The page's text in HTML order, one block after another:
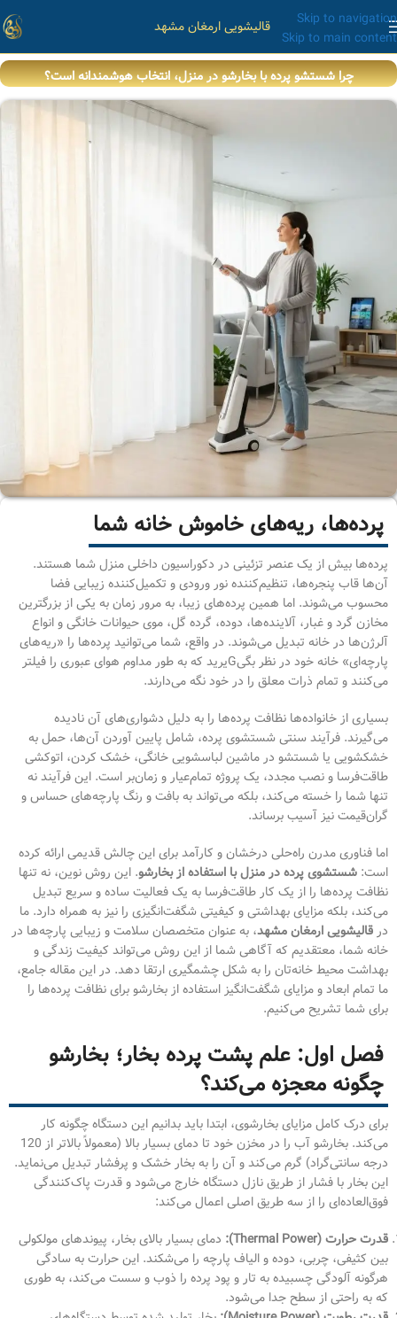
Skip to navigation
Skip to main content
قالیشویی ارمغان مشهد
چرا شستشو پرده با بخارشو در منزل، انتخاب هوشمندانه است؟
پرده‌ها، ریه‌های خاموش خانه شما
پرده‌ها بیش از یک عنصر تزئینی در دکوراسیون داخلی منزل شما هستند.
آن‌ها قاب پنجره‌ها، تنظیم‌کننده نور ورودی و تکمیل‌کننده زیبایی فضا
محسوب می‌شوند. اما همین پرده‌های زیبا، به مرور زمان به یکی از بزرگترین
مخازن گرد و غبار، آلاینده‌ها، دوده، گرده گل، موی حیوانات خانگی و انواع
آلرژن‌ها در خانه تبدیل می‌شوند. در واقع، شما می‌توانید پرده‌ها را «ریه‌های
پارچه‌ای» خانه خود در نظر بگیGیرید که به طور مداوم هوای عبوری را فیلتر
می‌کنند و تمام ذرات معلق را در خود نگه می‌دارند.
بسیاری از خانواده‌ها نظافت پرده‌ها را به دلیل دشواری‌های آن نادیده
می‌گیرند. فرآیند سنتی شستشوی پرده، شامل پایین آوردن آن‌ها، حمل به
خشکشویی یا شستشو در ماشین لباسشویی خانگی، خشک کردن، اتوکشی
طاقت‌فرسا و نصب مجدد، یک پروژه تمام‌عیار و زمان‌بر است. این فرآیند نه
تنها شما را خسته می‌کند، بلکه می‌تواند به بافت و رنگ پارچه‌های حساس و
گران‌قیمت نیز آسیب برساند.
اما فناوری مدرن راه‌حلی درخشان و کارآمد برای این چالش قدیمی ارائه کرده
است: شستشوی پرده در منزل با استفاده از بخارشو. این روش نوین، نه تنها
نظافت پرده‌ها را از یک کار طاقت‌فرسا به یک فعالیت ساده و سریع تبدیل
می‌کند، بلکه مزایای بهداشتی و کیفیتی شگفت‌انگیزی را نیز به همراه دارد. ما
در قالیشویی ارمغان مشهد، به عنوان متخصصان سلامت و زیبایی پارچه‌ها در
خانه شما، معتقدیم که آگاهی شما از این روش می‌تواند کیفیت زندگی و
بهداشت محیط خانه‌تان را به شکل چشمگیری ارتقا دهد. در این مقاله جامع،
ما تمام ابعاد و مزایای شگفت‌انگیز استفاده از بخارشو برای نظافت پرده‌ها را
برای شما تشریح می‌کنیم.
فصل اول: علم پشت پرده بخار؛ بخارشو
چگونه معجزه می‌کند؟
برای درک کامل مزایای بخارشوی، ابتدا باید بدانیم این دستگاه چگونه کار
می‌کند. بخارشو آب را در مخزن خود تا دمای بسیار بالا (معمولاً بالاتر از 120
درجه سانتی‌گراد) گرم می‌کند و آن را به بخار خشک و پرفشار تبدیل می‌نماید.
این بخار با فشار از طریق نازل دستگاه خارج می‌شود و قدرت پاک‌کنندگی
فوق‌العاده‌ای را از سه طریق اصلی اعمال می‌کند:
قدرت حرارت (Thermal Power):
دمای بسیار بالای بخار، پیوندهای مولکولی
بین کثیفی، چربی، دوده و الیاف پارچه را می‌شکند. این حرارت به سادگی
هرگونه آلودگی چسبیده به تار و پود پرده را ذوب و سست می‌کند، به طوری
که به راحتی از سطح جدا می‌شود.